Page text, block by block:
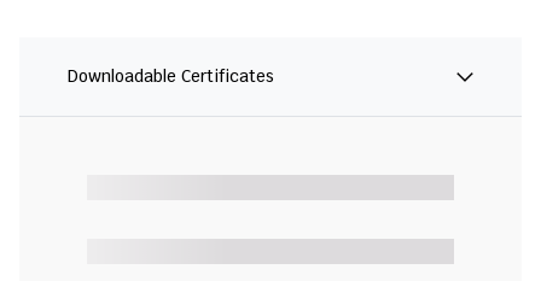
Downloadable Certificates